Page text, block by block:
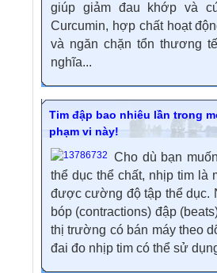
giúp giảm đau khớp và
Curcumin, hợp chất hoạt
và ngăn chặn tổn thương
nghĩa...
Tim đập bao nhiêu lần trong
phạm vi này!
Cho dù bạn
thể dục thể chất, nhịp tim là
được cường độ tập thể dục.
bóp (contractions) đập
thị trường có bán máy theo
đai đo nhịp tim có thể sử